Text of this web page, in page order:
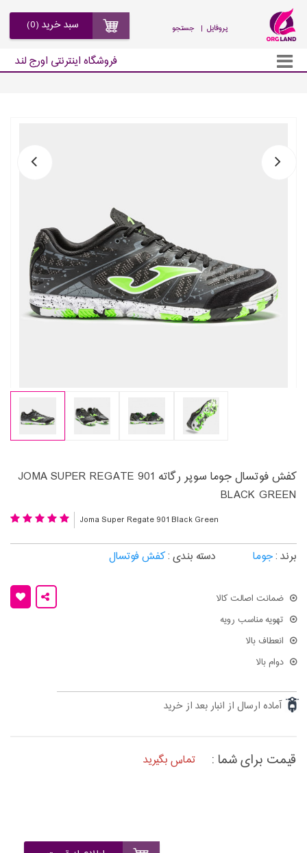
جستجو | پروفایل
فروشگاه اینترنتی اورج لند
سبد خرید (0)
کفش فوتسال جوما سوپر رگاته JOMA SUPER REGATE 901
BLACK GREEN
Joma Super Regate 901 Black Green
برند :جوما دسته بندی :کفش فوتسال
ضمانت اصالت کالا
تهویه مناسب رویه
انعطاف بالا
دوام بالا
آماده ارسال از انبار بعد از خرید
قیمت برای شما : تماس بگیرید